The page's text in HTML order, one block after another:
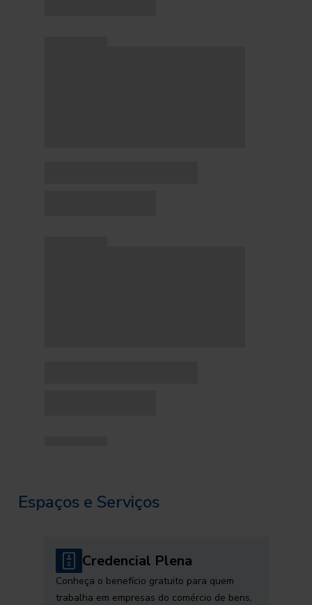
Espaços e Serviços
Credencial Plena
Conheça o benefício gratuito para quem
trabalha em empresas do comércio de bens,